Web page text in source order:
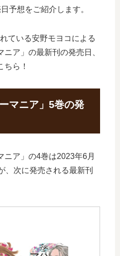
予想をご紹介します。
ている安野モヨコによる
ア」の最新刊の発売日、
ら！
マニア」5巻の発
ニア」の4巻は2023年6月
、次に発売される最新刊